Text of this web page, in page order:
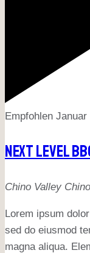
Empfohlen Januar
Next Level
Chino Valley
Lorem ipsum
sed do eiusmod
magna aliqua.